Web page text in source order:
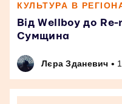
КУЛЬТУРА В
Від Wellboy до
Сумщина
Лєра Зданевич •